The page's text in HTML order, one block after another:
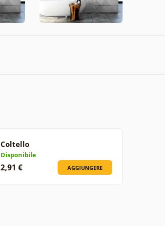
Coltello
Disponibile
2,91 € AGGIUNGERE